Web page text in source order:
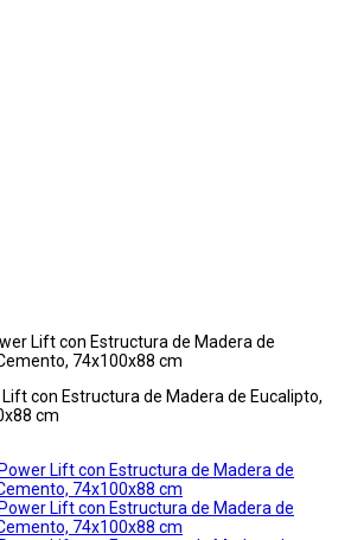
Lift con Estructura de Madera de
74x100x88 cm